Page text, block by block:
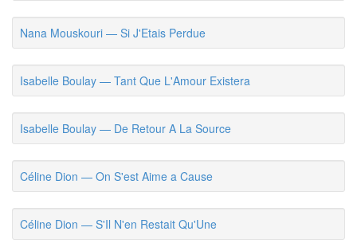
Nana Mouskouri — Si J'Etais Perdue
Isabelle Boulay — Tant Que L'Amour Existera
Isabelle Boulay — De Retour A La Source
Céline Dion — On S'est Aime a Cause
Céline Dion — S'Il N'en Restait Qu'Une